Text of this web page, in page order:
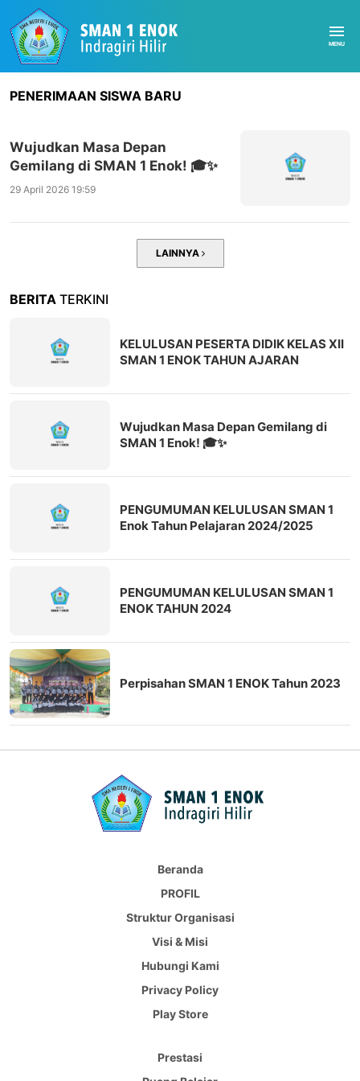
PENERIMAAN SISWA BARU
Wujudkan Masa Depan
Gemilang di SMAN 1 Enok! 🎓✨
29 April 2026 19:59
LAINNYA
BERITA TERKINI
KELULUSAN PESERTA DIDIK KELAS XII
SMAN 1 ENOK TAHUN AJARAN
Wujudkan Masa Depan Gemilang di
SMAN 1 Enok! 🎓✨
PENGUMUMAN KELULUSAN SMAN 1
Enok Tahun Pelajaran 2024/2025
PENGUMUMAN KELULUSAN SMAN 1
ENOK TAHUN 2024
Perpisahan SMAN 1 ENOK Tahun 2023
Beranda
PROFIL
Struktur Organisasi
Visi & Misi
Hubungi Kami
Privacy Policy
Play Store
Prestasi